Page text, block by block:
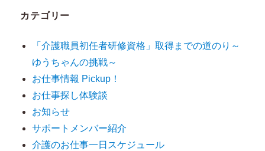
カテゴリー
「介護職員初任者研修資格」取得までの道のり～
ゆうちゃんの挑戦～
お仕事情報 Pickup！
お仕事探し体験談
お知らせ
サポートメンバー紹介
介護のお仕事一日スケジュール